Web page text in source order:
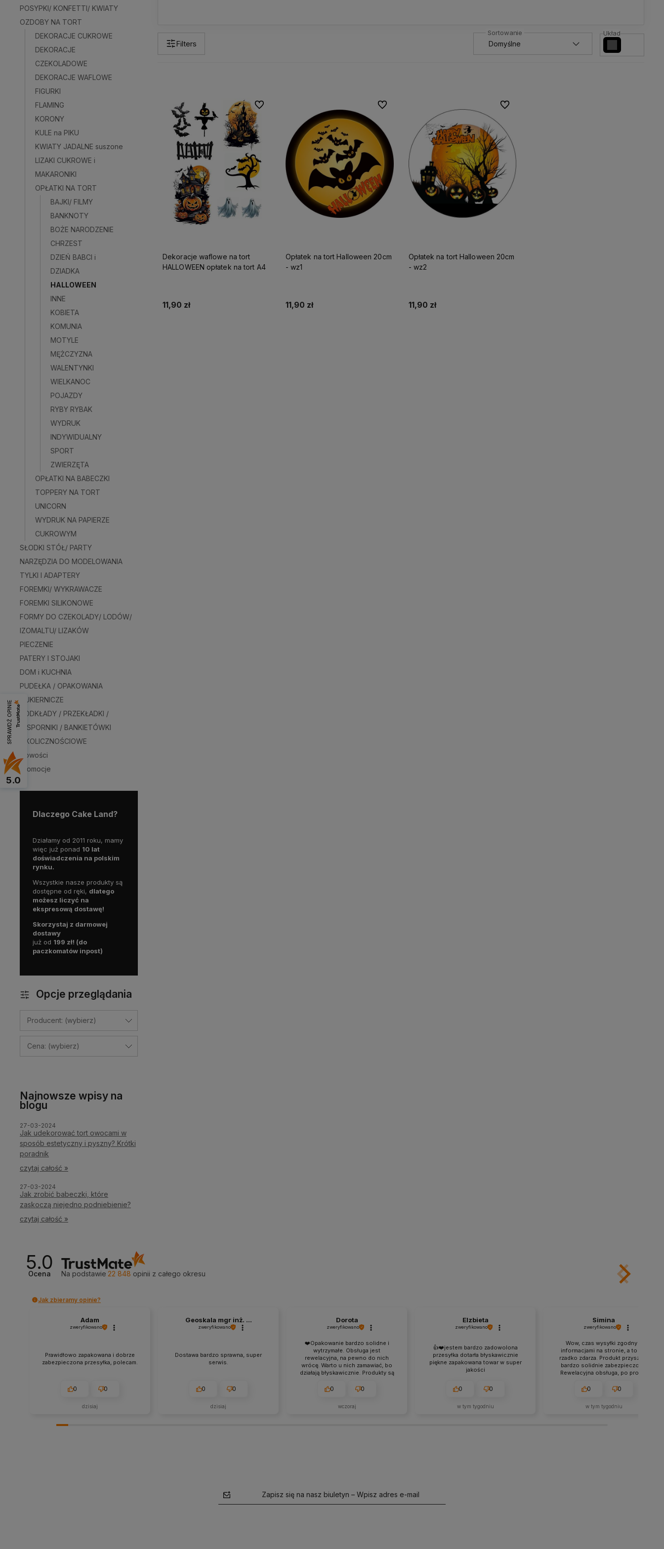
POSYPKI/ KONFETTI/ KWIATY
OZDOBY NA TORT
DEKORACJE CUKROWE
DEKORACJE
CZEKOLADOWE
DEKORACJE WAFLOWE
FIGURKI
FLAMING
KORONY
KULE na PIKU
KWIATY JADALNE suszone
LIZAKI CUKROWE i
MAKARONIKI
OPŁATKI NA TORT
BAJKI/ FILMY
BANKNOTY
BOŻE NARODZENIE
CHRZEST
DZIEŃ BABCI i
DZIADKA
HALLOWEEN
INNE
KOBIETA
KOMUNIA
MOTYLE
MĘŻCZYZNA
WALENTYNKI
WIELKANOC
POJAZDY
RYBY RYBAK
WYDRUK
INDYWIDUALNY
SPORT
ZWIERZĘTA
OPŁATKI NA BABECZKI
TOPPERY NA TORT
UNICORN
WYDRUK NA PAPIERZE
CUKROWYM
SŁODKI STÓŁ/ PARTY
NARZĘDZIA DO MODELOWANIA
TYLKI I ADAPTERY
FOREMKI/ WYKRAWACZE
FOREMKI SILIKONOWE
FORMY DO CZEKOLADY/ LODÓW/
IZOMALTU/ LIZAKÓW
PIECZENIE
PATERY I STOJAKI
DOM i KUCHNIA
PUDEŁKA / OPAKOWANIA
CUKIERNICZE
PODKŁADY / PRZEKŁADKI /
WSPORNIKI / BANKIETÓWKI
OKOLICZNOŚCIOWE
Nowości
Promocje
Dlaczego Cake Land?
Działamy od 2011 roku, mamy
więc już ponad 10 lat
doświadczenia na polskim
rynku.
Wszystkie nasze produkty są
dostępne od ręki, dlatego
możesz liczyć na
ekspresową dostawę!
Skorzystaj z darmowej
dostawy
już od 199 zł! (do
paczkomatów inpost)
Opcje przeglądania
Producent: (wybierz)
Cena: (wybierz)
Najnowsze wpisy na
blogu
Jak udekorować tort owocami w
sposób estetyczny i pyszny? Krótki
poradnik
27-03-2024
czytaj całość »
Jak zrobić babeczki, które
zaskoczą niejedno podniebienie?
27-03-2024
czytaj całość »
Filters
Układ
Dekoracje waflowe na tort
HALLOWEEN opłatek na tort A4
11,90 zł
Do ulubionych
Opłatek na tort Halloween 20cm
- wz1
11,90 zł
Do ulubionych
Opłatek na tort Halloween 20cm
- wz2
11,90 zł
Do ulubionych
5.0
Ocena Na podstawie 22 848 opinii z całego okresu
Jak zbieramy opinie?
Adam
zweryfikowano
Prawidłowo zapakowana i dobrze
zabezpieczona przesyłka, polecam.
0 0
dzisiaj
Geoskala mgr inż. ...
zweryfikowano
Dostawa bardzo sprawna, super
serwis.
0 0
dzisiaj
Dorota
zweryfikowano
❤️Opakowanie bardzo solidne i
wytrzymałe. Obsługa jest
rewelacyjna, na pewno do nich
wrócę. Warto u nich zamawiać, bo
działają błyskawicznie. Produkty są
0 0
wczoraj
Elzbieta
zweryfikowano
👍️❤️jestem bardzo zadowolona
przesyłka dotarła błyskawicznie
piękne zapakowana towar w super
jakości
0 0
w tym tygodniu
Simina
zweryfikowano
Wow, czas wysyłki zgodny z
informacjami na stronie, a to się
rzadko zdarza. Produkt przyszedł
bardzo solidnie zabezpieczony.
Rewelacyjna obsługa, po prostu
0 0
w tym tygodniu
Zapisz się na nasz biuletyn – Wpisz adres e-mail
SPRAWDŹ OPINIE
5.0